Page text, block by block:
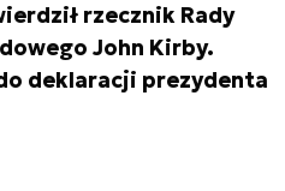
rzecznik Rady
John Kirby.
deklaracji prezydenta